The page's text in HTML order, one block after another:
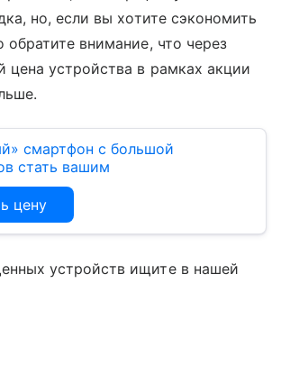
но, если вы хотите сэкономить
внимание, что через
цена устройства в рамках акции
смартфон с большой
стать вашим
цену
устройств ищите в нашей